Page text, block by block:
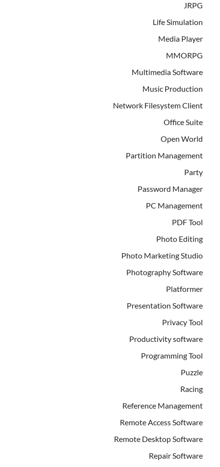
JRPG
Life Simulation
Media Player
MMORPG
Multimedia Software
Music Production
Network Filesystem Client
Office Suite
Open World
Partition Management
Party
Password Manager
PC Management
PDF Tool
Photo Editing
Photo Marketing Studio
Photography Software
Platformer
Presentation Software
Privacy Tool
Productivity software
Programming Tool
Puzzle
Racing
Reference Management
Remote Access Software
Remote Desktop Software
Repair Software